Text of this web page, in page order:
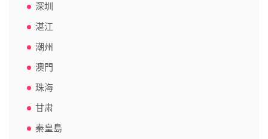
深圳
湛江
潮州
澳門
珠海
甘肃
秦皇島